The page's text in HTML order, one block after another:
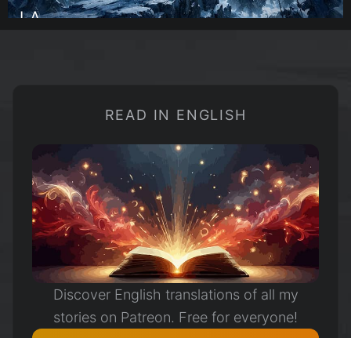
LA
READ IN ENGLISH
Discover English translations of all my
stories on Patreon. Free for everyone!